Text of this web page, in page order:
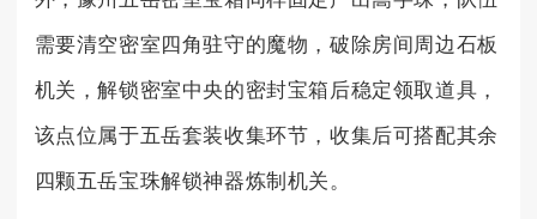
需要清空密室四角驻守的魔物，破除房间周边石板
机关，解锁密室中央的密封宝箱后稳定领取道具，
该点位属于五岳套装收集环节，收集后可搭配其余
四颗五岳宝珠解锁神器炼制机关。